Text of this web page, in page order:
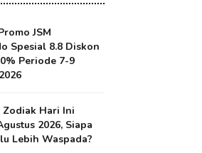
JSM
Spesial 8.8 Diskon
Periode 7-9
Zodiak Hari Ini
2026, Siapa
Lebih Waspada?